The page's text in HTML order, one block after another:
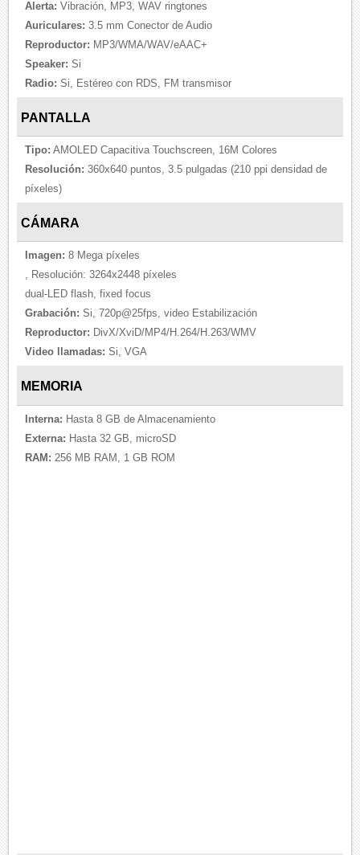
Alerta: Vibración, MP3, WAV ringtones
Auriculares: 3.5 mm Conector de Audio
Reproductor: MP3/WMA/WAV/eAAC+
Speaker: Si
Radio: Si, Estéreo con RDS, FM transmisor
PANTALLA
Tipo: AMOLED Capacitiva Touchscreen, 16M Colores
Resolución: 360x640 puntos, 3.5 pulgadas (210 ppi densidad de
píxeles)
CÁMARA
Imagen: 8 Mega píxeles
, Resolución: 3264x2448 píxeles
dual-LED flash, fixed focus
Grabación: Si, 720p@25fps, video Estabilización
Reproductor: DivX/XviD/MP4/H.264/H.263/WMV
Video llamadas: Si, VGA
MEMORIA
Interna: Hasta 8 GB de Almacenamiento
Externa: Hasta 32 GB, microSD
RAM: 256 MB RAM, 1 GB ROM